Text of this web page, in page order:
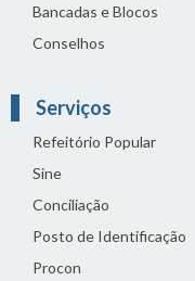
Bancadas e Blocos
Conselhos
Serviços
Refeitório Popular
Sine
Conciliação
Posto de Identificação
Procon